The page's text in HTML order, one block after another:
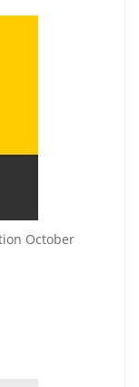
October